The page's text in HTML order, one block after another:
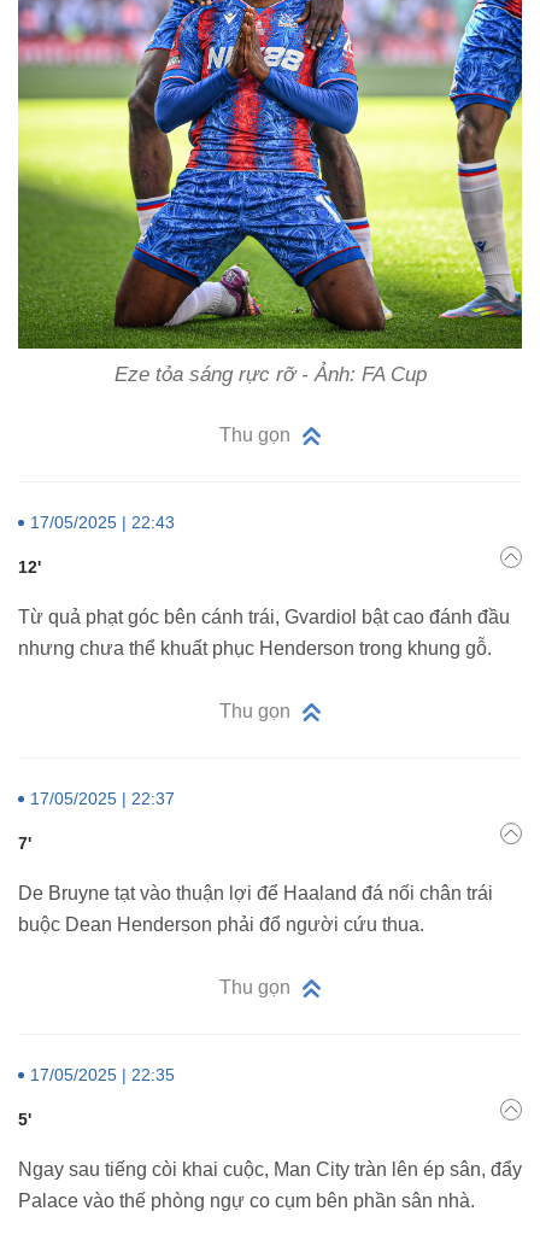
Eze tỏa sáng rực rỡ - Ảnh: FA Cup
Thu gọn
17/05/2025 | 22:43
12'
Từ quả phạt góc bên cánh trái, Gvardiol bật cao đánh đầu
nhưng chưa thể khuất phục Henderson trong khung gỗ.
Thu gọn
17/05/2025 | 22:37
7'
De Bruyne tạt vào thuận lợi để Haaland đá nối chân trái
buộc Dean Henderson phải đổ người cứu thua.
Thu gọn
17/05/2025 | 22:35
5'
Ngay sau tiếng còi khai cuộc, Man City tràn lên ép sân, đẩy
Palace vào thế phòng ngự co cụm bên phần sân nhà.